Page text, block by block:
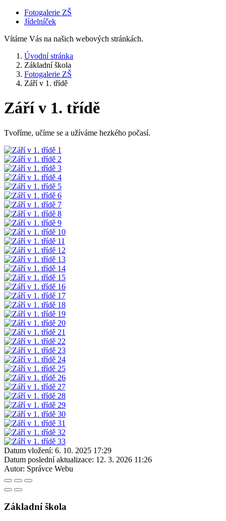
Fotogalerie ZŠ
Jídelníček
Vítáme Vás na našich webových stránkách.
Úvodní stránka
Základní škola
Fotogalerie ZŠ
Září v 1. třídě
Září v 1. třídě
Tvoříme, učíme se a užíváme hezkého počasí.
Datum vložení: 6. 10. 2025 17:29
Datum poslední aktualizace: 12. 3. 2026 11:26
Autor: Správce Webu
Základní škola